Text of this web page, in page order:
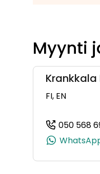
Myynti
Krankkala
FI, EN
050 568